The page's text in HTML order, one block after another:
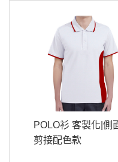
POLO衫 客製化|側
剪接配色款